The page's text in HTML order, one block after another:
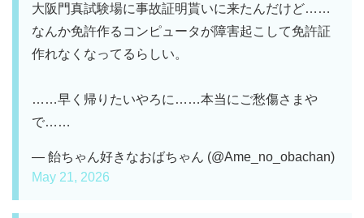
大阪門真試験場に事故証明貰いに来たんだけど……
なんか免許作るコンピュータが障害起こして免許証
作れなくなってるらしい。
……早く帰りたいやろに……本当にご愁傷さまや
で……
— 飴ちゃん好きなおばちゃん (@Ame_no_obachan)
May 21, 2026